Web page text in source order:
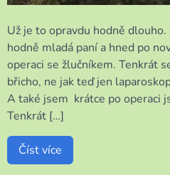
Už je to opravdu hodně
hodně mladá paní a hned po
operaci se žlučníkem. Tenkrát
břicho, ne jak teď jen
A také jsem krátce po operaci
Tenkrát […]
Číst více